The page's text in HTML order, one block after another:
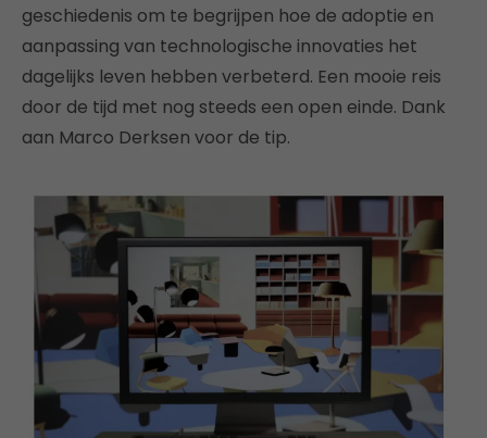
geschiedenis om te begrijpen hoe de adoptie en
aanpassing van technologische innovaties het
dagelijks leven hebben verbeterd. Een mooie reis
door de tijd met nog steeds een open einde. Dank
aan Marco Derksen voor de tip.